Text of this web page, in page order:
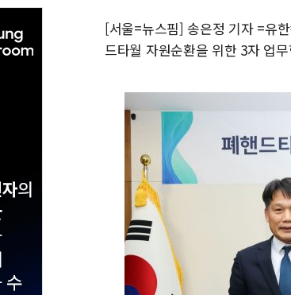
[서울=뉴스핌] 송은정 기자 =유
드타월 자원순환을 위한 3자 업